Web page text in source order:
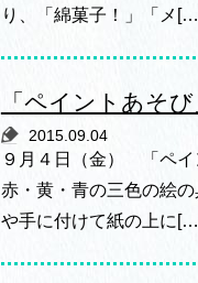
り、「綿菓子！」「メ
「ペイントあそび
2015.09.04
９月４日（金） 「ペイ
赤・黄・青の三色の絵
や手に付けて紙の上に